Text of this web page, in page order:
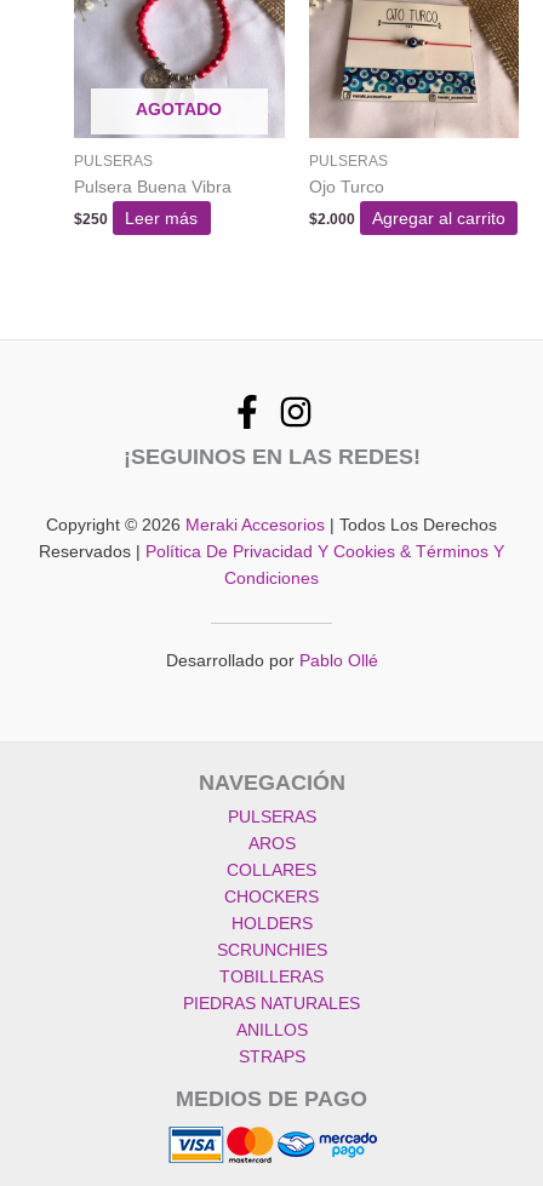
AGOTADO
PULSERAS
Pulsera Buena Vibra
$250 Leer más
PULSERAS
Ojo Turco
$2.000 Agregar al carrito
¡SEGUINOS EN LAS REDES!
Copyright © 2026 Meraki Accesorios | Todos Los Derechos
Reservados |
Política De Privacidad Y Cookies & Términos Y
Condiciones
Desarrollado por Pablo Ollé
NAVEGACIÓN
PULSERAS
AROS
COLLARES
CHOCKERS
HOLDERS
SCRUNCHIES
TOBILLERAS
PIEDRAS NATURALES
ANILLOS
STRAPS
MEDIOS DE PAGO